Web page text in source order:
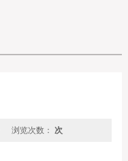
浏览次数： 次